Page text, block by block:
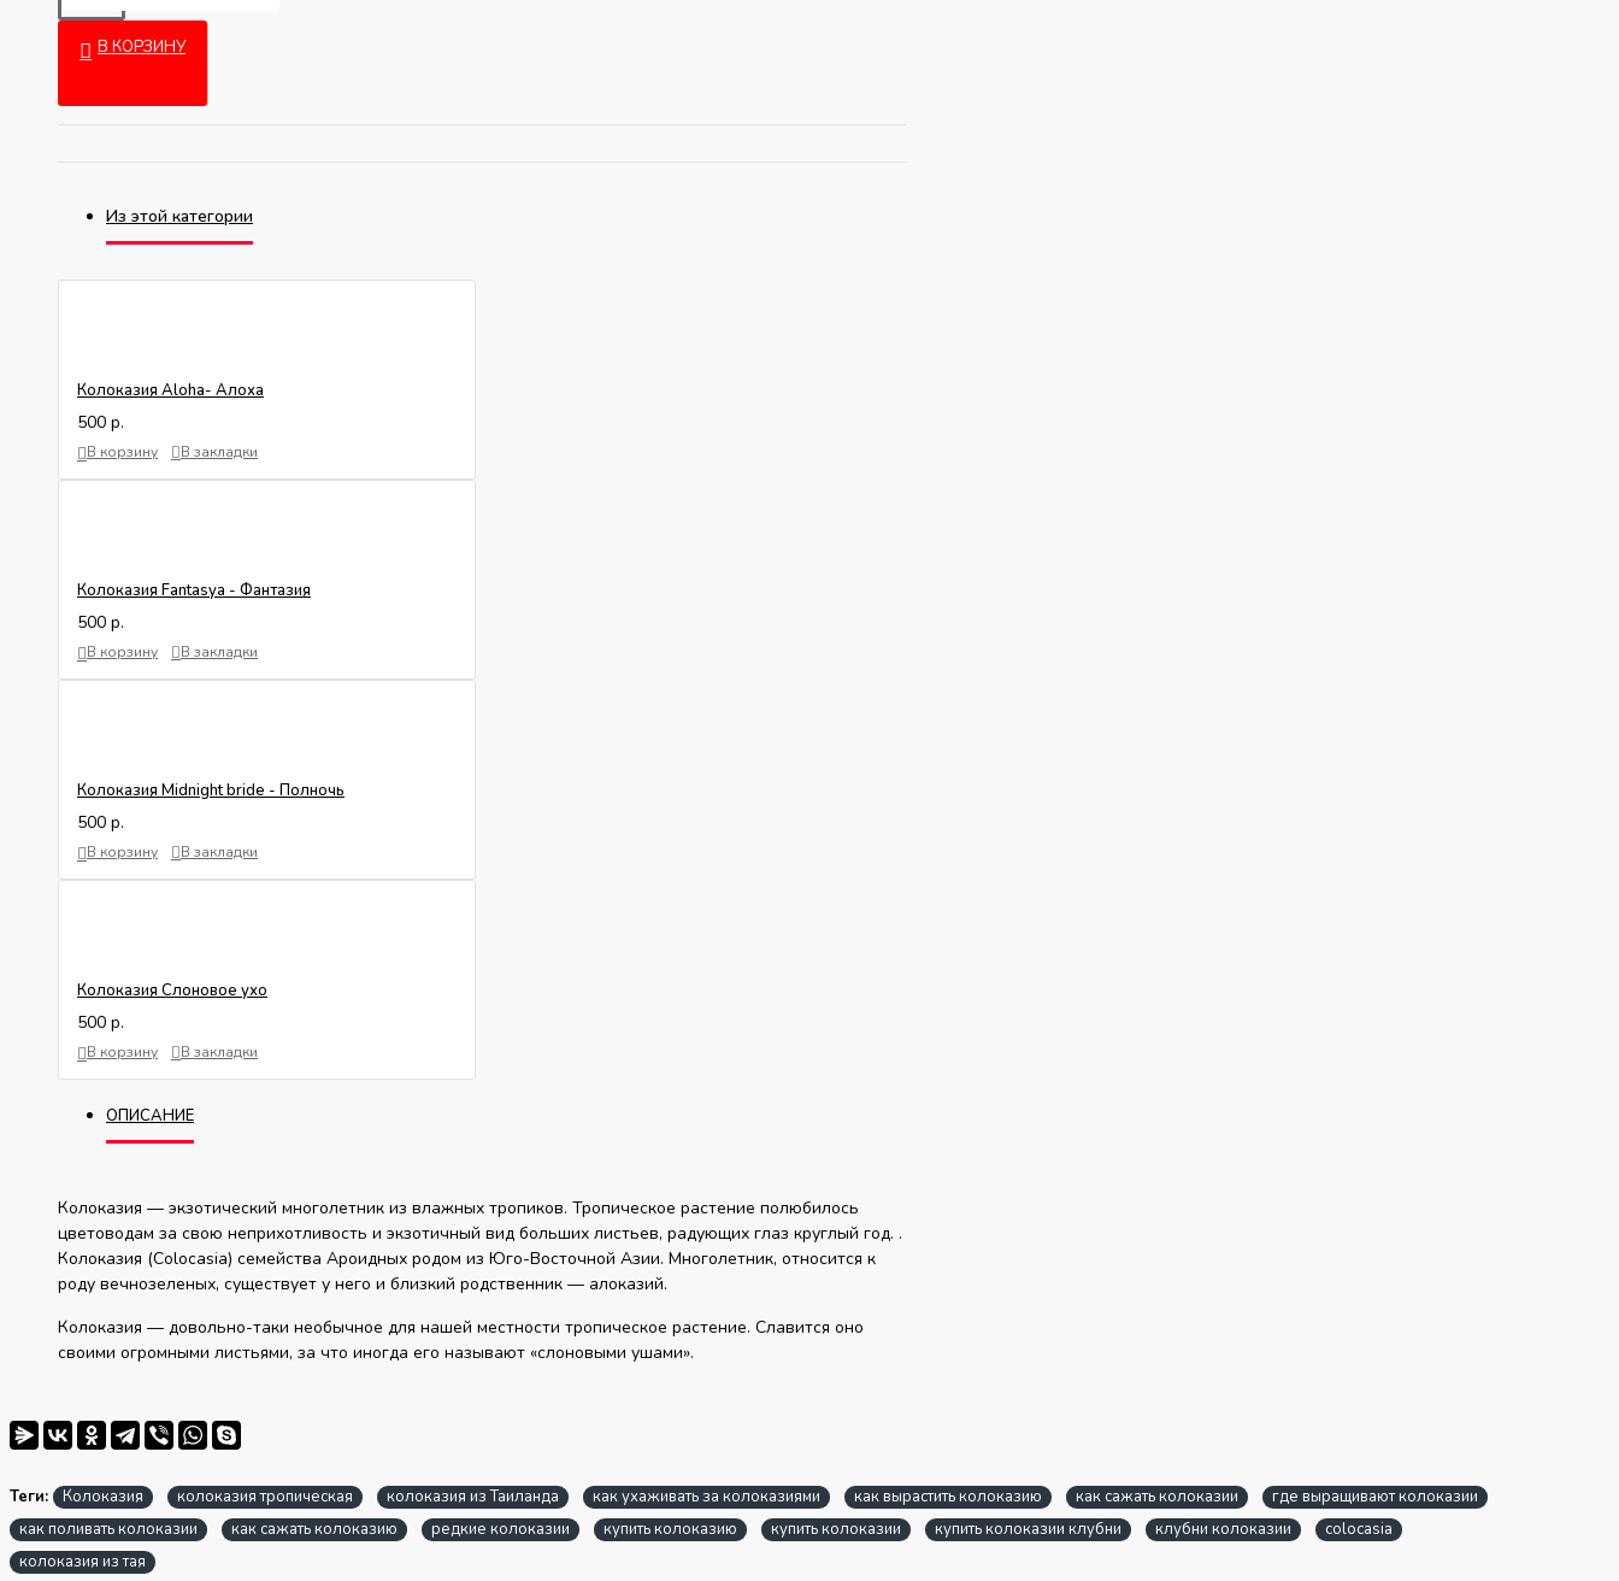
В КОРЗИНУ
Из этой категории
Колоказия Aloha- Алоха
500 р.
В корзину В закладки
Колоказия Fantasya - Фантазия
500 р.
В корзину В закладки
Колоказия Midnight bride - Полночь
500 р.
В корзину В закладки
Колоказия Слоновое ухо
500 р.
В корзину В закладки
ОПИСАНИЕ
Колоказия — экзотический многолетник из влажных тропиков. Тропическое растение полюбилось
цветоводам за свою неприхотливость и экзотичный вид больших листьев, радующих глаз круглый год. .
Колоказия (Colocasia) семейства Ароидных родом из Юго-Восточной Азии. Многолетник, относится к
роду вечнозеленых, существует у него и близкий родственник — алоказий.
Колоказия — довольно-таки необычное для нашей местности тропическое растение. Славится оно
своими огромными листьями, за что иногда его называют «слоновыми ушами».
Теги: Колоказия колоказия тропическая колоказия из Таиланда как ухаживать за колоказиями как вырастить колоказию как сажать колоказии
где выращивают колоказии
как поливать колоказии
как сажать колоказию редкие колоказии купить колоказию купить колоказии купить колоказии клубни клубни колоказии
colocasia
колоказия из тая